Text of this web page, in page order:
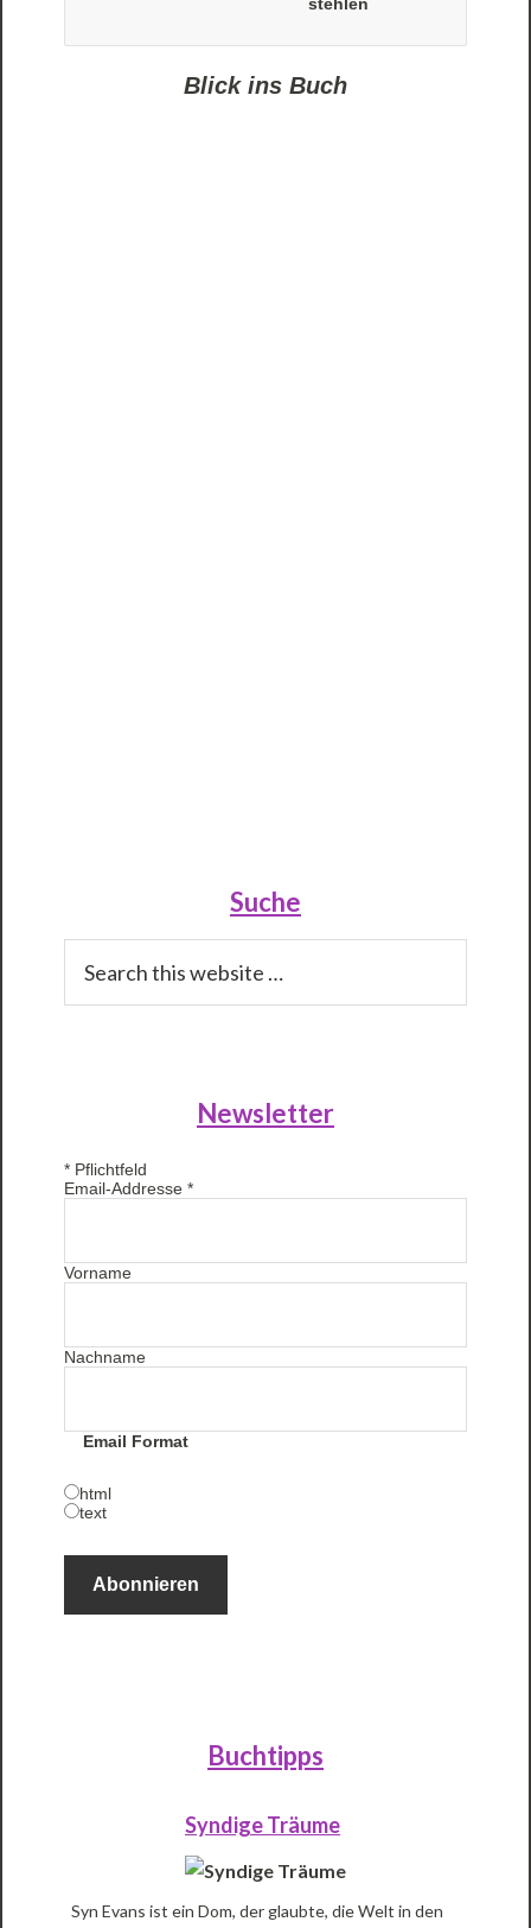
stehlen
Blick ins Buch
Suche
this
Newsletter
* Pflichtfeld
Email-Addresse*
Vorname
Nachname
Email Format
html
text
Buchtipps
Syndige Träume
Syn Evans ist ein Dom, der glaubte, die Welt in den